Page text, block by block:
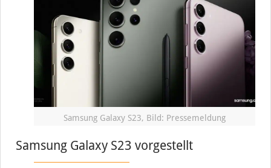
Samsung Galaxy S23, Bild: Pressemeldung
Samsung Galaxy S23 vorgestellt